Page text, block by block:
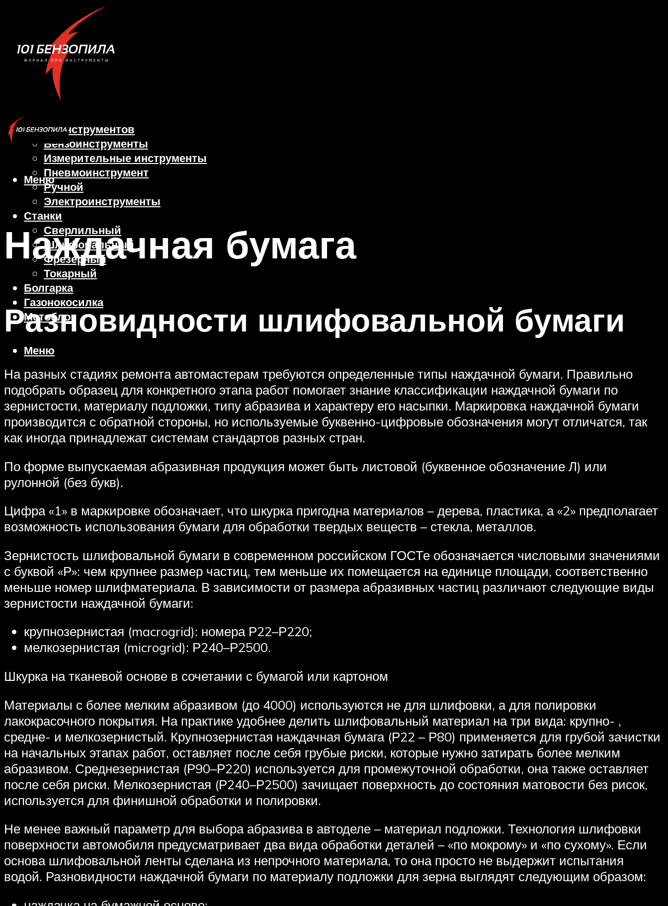
Виды инструментов
Бензоинструменты
Измерительные инструменты
Пневмоинструмент
Ручной
Электроинструменты
Станки
Сверлильный
Шлифовальный
Фрезерный
Токарный
Болгарка
Газонокосилка
Мотоблок
Меню
Меню
Наждачная бумага
Разновидности шлифовальной бумаги
На разных стадиях ремонта автомастерам требуются определенные типы наждачной бумаги. Правильно
подобрать образец для конкретного этапа работ помогает знание классификации наждачной бумаги по
зернистости, материалу подложки, типу абразива и характеру его насыпки. Маркировка наждачной бумаги
производится с обратной стороны, но используемые буквенно-цифровые обозначения могут отличатся, так
как иногда принадлежат системам стандартов разных стран.
По форме выпускаемая абразивная продукция может быть листовой (буквенное обозначение Л) или
рулонной (без букв).
Цифра «1» в маркировке обозначает, что шкурка пригодна материалов – дерева, пластика, а «2» предполагает
возможность использования бумаги для обработки твердых веществ – стекла, металлов.
Зернистость шлифовальной бумаги в современном российском ГОСТе обозначается числовыми значениями
с буквой «Р»: чем крупнее размер частиц, тем меньше их помещается на единице площади, соответственно
меньше номер шлифматериала. В зависимости от размера абразивных частиц различают следующие виды
зернистости наждачной бумаги:
крупнозернистая (macrogrid): номера Р22–Р220;
мелкозернистая (microgrid): Р240–Р2500.
Шкурка на тканевой основе в сочетании с бумагой или картоном
Материалы с более мелким абразивом (до 4000) используются не для шлифовки, а для полировки
лакокрасочного покрытия. На практике удобнее делить шлифовальный материал на три вида: крупно- ,
средне- и мелкозернистый. Крупнозернистая наждачная бумага (Р22 – Р80) применяется для грубой зачистки
на начальных этапах работ, оставляет после себя грубые риски, которые нужно затирать более мелким
абразивом. Среднезернистая (Р90–Р220) используется для промежуточной обработки, она также оставляет
после себя риски. Мелкозернистая (Р240–Р2500) зачищает поверхность до состояния матовости без рисок,
используется для финишной обработки и полировки.
Не менее важный параметр для выбора абразива в автоделе – материал подложки. Технология шлифовки
поверхности автомобиля предусматривает два вида обработки деталей – «по мокрому» и «по сухому». Если
основа шлифовальной ленты сделана из непрочного материала, то она просто не выдержит испытания
водой. Разновидности наждачной бумаги по материалу подложки для зерна выглядят следующим образом: